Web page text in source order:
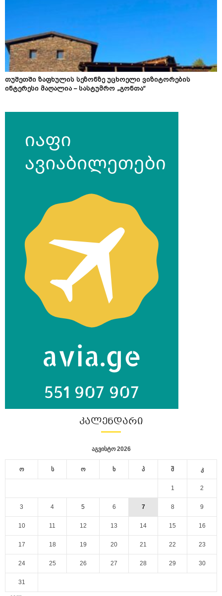
თუშეთში ზაფხულის სეზონზე უცხოელი ვიზიტორების
ინტერესი მაღალია – სასტუმრო „გონთა“
ᲙᲐᲚᲔᲜᲓᲐᲠᲘ
აგვისტო 2026
ო ს ო ხ პ შ კ
1 2
3 4 5 6 7 8 9
10 11 12 13 14 15 16
17 18 19 20 21 22 23
24 25 26 27 28 29 30
31